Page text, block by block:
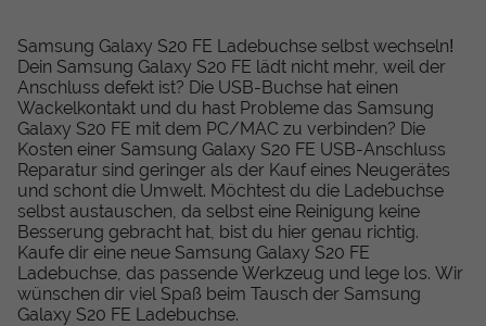
Samsung Galaxy S20 FE Ladebuchse selbst wechseln!
Dein Samsung Galaxy S20 FE lädt nicht mehr, weil der
Anschluss defekt ist? Die USB-Buchse hat einen
Wackelkontakt und du hast Probleme das Samsung
Galaxy S20 FE mit dem PC/MAC zu verbinden? Die
Kosten einer Samsung Galaxy S20 FE USB-Anschluss
Reparatur sind geringer als der Kauf eines Neugerätes
und schont die Umwelt. Möchtest du die Ladebuchse
selbst austauschen, da selbst eine Reinigung keine
Besserung gebracht hat, bist du hier genau richtig.
Kaufe dir eine neue Samsung Galaxy S20 FE
Ladebuchse, das passende Werkzeug und lege los. Wir
wünschen dir viel Spaß beim Tausch der Samsung
Galaxy S20 FE Ladebuchse.